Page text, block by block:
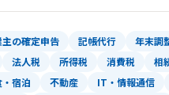
の確定申告 記帳代行 年末調
法人税 所得税 消費税 相
宿泊 不動産 IT・情報通信